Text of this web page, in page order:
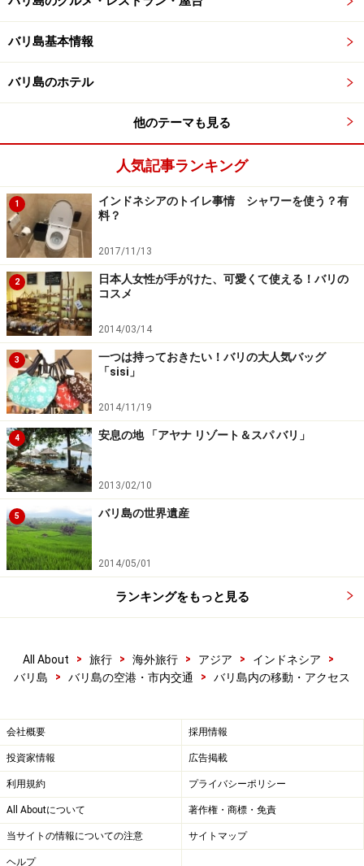
スパやアクティビティー会社のホテル間の
無料送迎
アクティビティー会社のホテル間の無料送迎
スパやアクティビティに参加したい場合、ほとんどはホ
テルからの往復送迎が代金に含まれています。地域によ
っては（ウブドなどの遠方）対象外のこともあるので、
予約時に確認しましょう。送迎の基本は主催地とホテル
間となりますが、ルートの途中であれば免税店でのピッ
クアップや帰りにどこか別な場所で降ろしてもらうこと
もできます。
予約の手配ミスや、渋滞による迎え時間の遅れ等はよく
あるトラブル……。待ち合わせは、緊急時に主催会社が連
絡を入れられるところ（ホテルのロビーや免税店の出口
ホテル以外の場所への迎えは、あくまで無料サービス内
のことなので、あまり無理を言わないのがエチケット。
テクニックを予約代行を行っている旅行会社のスタッフ
に相談しても良いと思います。
※記事内容は執筆時点のものです。最新の内容をご確認くださ
い。
※海外を訪れる際には最新情報の入手に努め、「外務省 海外安全
ホームページ」を確認するなど、安全確保に十分注意を払ってく
ださい。
バリ島基本情報
バリ島のホテル
他のテーマも見る
人気記事ランキング
1
インドネシアのトイレ事情 シャワーを使う？有
料？
2017/11/13
2
日本人女性が手がけた、可愛くて使える！バリの
コスメ
2014/03/14
3
一つは持っておきたい！バリの大人気バッグ
「sisi」
2014/11/19
4 安息の地 「アヤナ リゾート＆スパ バリ」
2013/02/10
5 バリ島の世界遺産
2014/05/01
ランキングをもっと見る
All About > 旅行 > 海外旅行 > アジア > インドネシア
>
バリ島
> バリ島の空港・市内交通 > バリ島内の移動・アクセス
会社概要 採用情報
投資家情報 広告掲載
利用規約 プライバシーポリシー
All Aboutについて 著作権・商標・免責
当サイトの情報についての注意 サイトマップ
ヘルプ